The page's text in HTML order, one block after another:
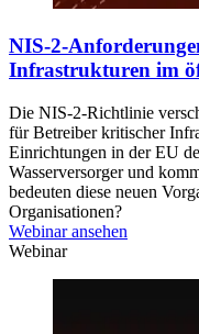
NIS-2-
Infrastrukturen im
Die NIS-2-Richtlinie
für Betreiber kritischer
Einrichtungen in der EU
Wasserversorger und
bedeuten diese neuen
Organisationen?
Webinar ansehen
Webinar